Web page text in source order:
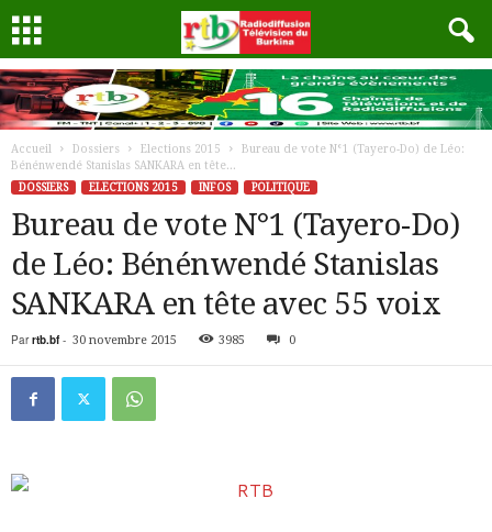
Accueil Dossiers Elections 2015
Bureau de vote N°1 (Tayero-Do) de Léo:
Bénénwendé Stanislas SANKARA en tête...
DOSSIERS
ELECTIONS 2015 INFOS POLITIQUE
Bureau de vote N°1 (Tayero-Do)
de Léo: Bénénwendé Stanislas
SANKARA en tête avec 55 voix
Par rtb.bf- 30 novembre 2015 3985 0